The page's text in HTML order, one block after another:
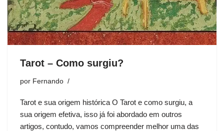
Tarot – Como surgiu?
por Fernando
Tarot e sua origem histórica O Tarot e como surgiu, a
sua origem efetiva, isso já foi abordado em outros
artigos, contudo, vamos compreender melhor uma das